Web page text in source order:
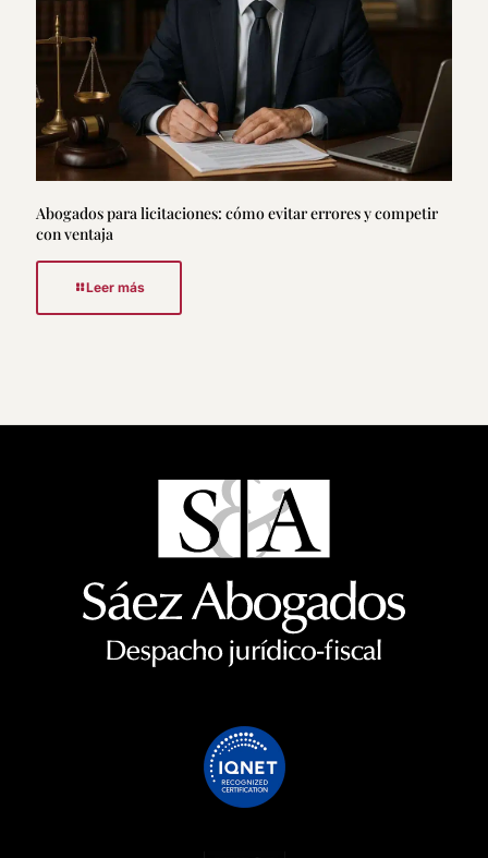
Abogados para licitaciones: cómo evitar errores y competir
con ventaja
Leer más